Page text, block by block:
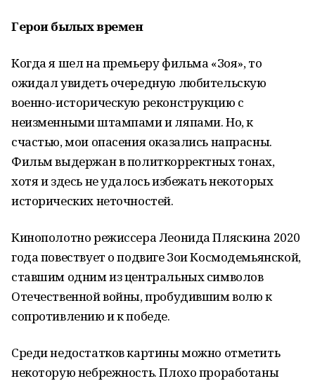
Герои былых времен
Когда я шел на премьеру фильма «Зоя», то
ожидал увидеть очередную любительскую
военно-историческую реконструкцию с
неизменными штампами и ляпами. Но, к
счастью, мои опасения оказались напрасны.
Фильм выдержан в политкорректных тонах,
хотя и здесь не удалось избежать некоторых
исторических неточностей.
Кинополотно режиссера Леонида Пляскина 2020
года повествует о подвиге Зои Космодемьянской,
ставшим одним из центральных символов
Отечественной войны, пробудившим волю к
сопротивлению и к победе.
Среди недостатков картины можно отметить
некоторую небрежность. Плохо проработаны